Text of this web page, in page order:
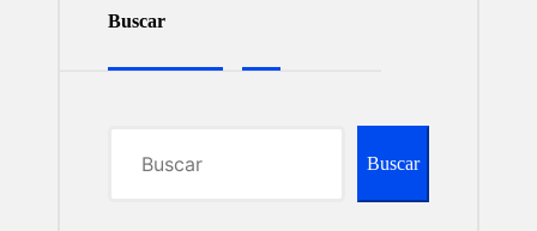
Buscar
Buscar